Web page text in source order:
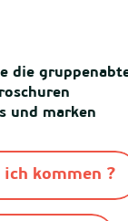
die
und marken
ich kommen ?